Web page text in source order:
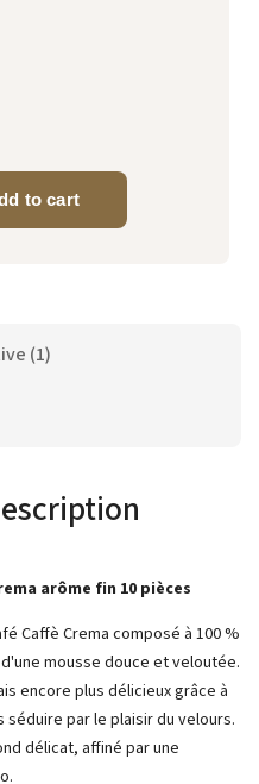
to cart
(1)
arôme fin 10 pièces
Caffè Crema composé à 100 %
mousse douce et veloutée.
encore plus délicieux grâce à
par le plaisir du velours.
délicat, affiné par une